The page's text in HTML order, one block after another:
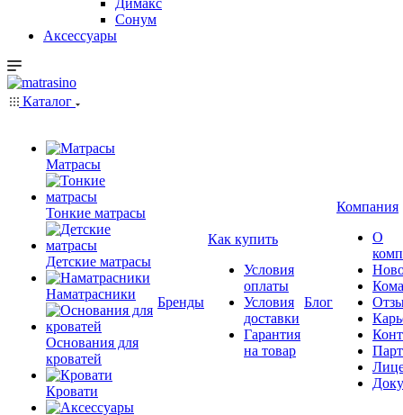
Димакс
Сонум
Аксессуары
Каталог
Матрасы
Тонкие матрасы
Детские матрасы
Наматрасники
Основания для
кроватей
Кровати
Бренды
Как купить
Условия
оплаты
Условия
доставки
Гарантия
на товар
Блог
Компания
О